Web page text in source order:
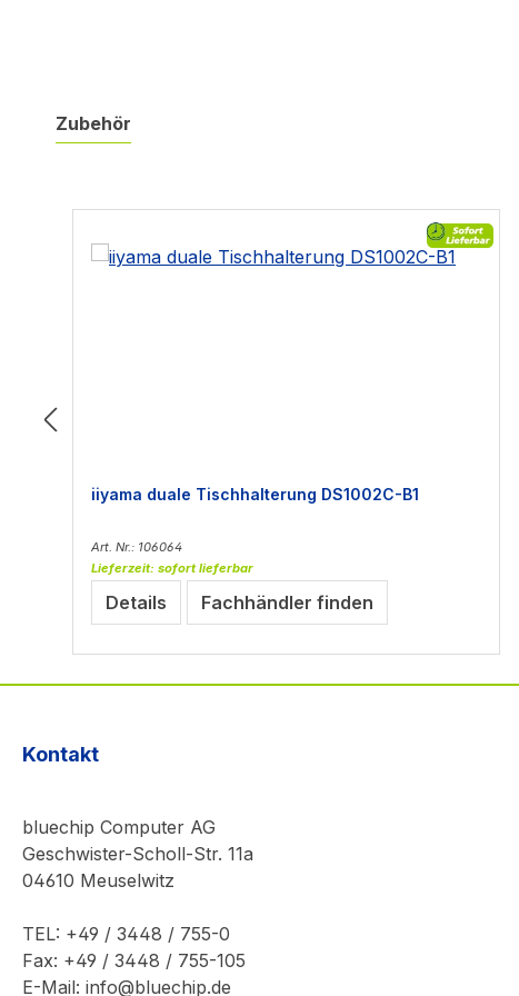
Zubehör
iiyama duale Tischhalterung DS1002C-B1
Art. Nr.: 106064
Lieferzeit: sofort lieferbar
Details Fachhändler finden
Kontakt
bluechip Computer AG
Geschwister-Scholl-Str. 11a
04610 Meuselwitz
TEL: +49 / 3448 / 755-0
Fax: +49 / 3448 / 755-105
E-Mail: info@bluechip.de